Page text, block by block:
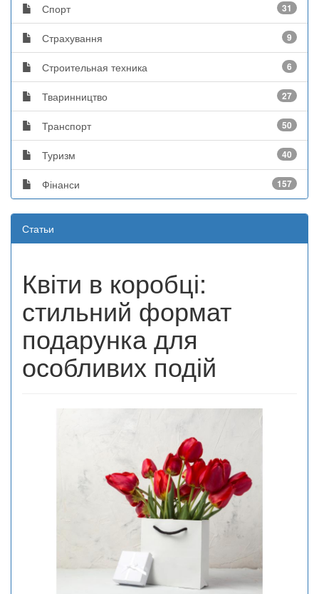
Спорт 31
Страхування 9
Строительная техника 6
Тваринництво 27
Транспорт 50
Туризм 40
Фінанси 157
Статьи
Квіти в коробці:
стильний формат
подарунка для
особливих подій